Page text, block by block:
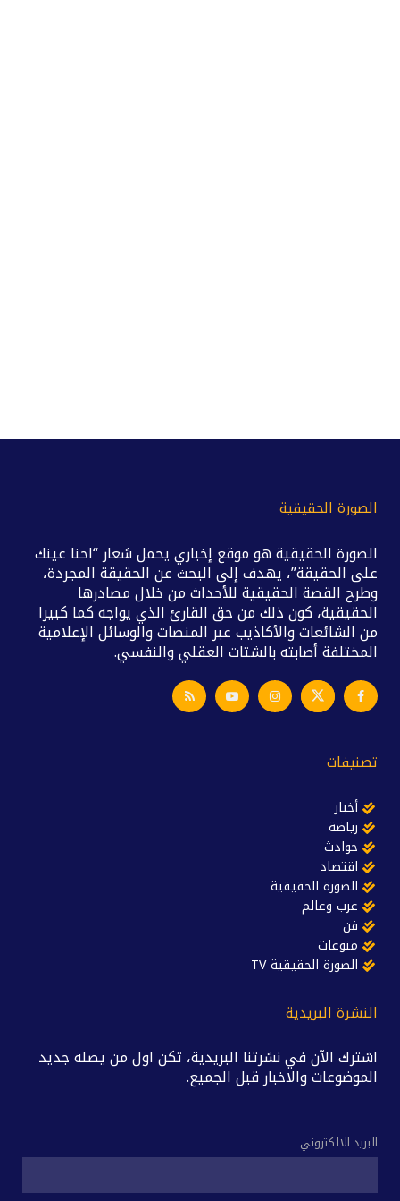
الصورة الحقيقية
الصورة الحقيقية هو موقع إخباري يحمل شعار “احنا عينك
على الحقيقة”، يهدف إلى البحث عن الحقيقة المجردة،
وطرح القصة الحقيقية للأحداث من خلال مصادرها
الحقيقية، كون ذلك من حق القارئ الذي يواجه كما كبيرا
من الشائعات والأكاذيب عبر المنصات والوسائل الإعلامية
المختلفة أصابته بالشتات العقلي والنفسي.
تصنيفات
أخبار
رياضة
حوادث
اقتصاد
الصورة الحقيقية
عرب وعالم
فن
منوعات
الصورة الحقيقية TV
النشرة البريدية
اشترك الآن في نشرتنا البريدية، تكن اول من يصله جديد
الموضوعات والاخبار قبل الجميع.
البريد الالكتروني